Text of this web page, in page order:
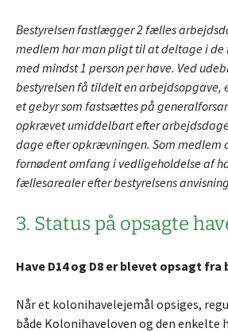
Bestyrelsen fastlægger 2 fælles
medlem har man pligt til at deltage i
med mindst 1 person per have. Ved
bestyrelsen få tildelt en arbejdsopgave,
et gebyr som fastsættes på
opkrævet umiddelbart efter
dage efter opkrævningen. Som medlem
fornødent omfang i vedligeholdelse af
fællesarealer efter bestyrelsens
3. Status på opsagte
Have D14 og D8 er blevet opsagt
Når et kolonihavelejemål opsiges,
både Kolonihaveloven og den enkelte